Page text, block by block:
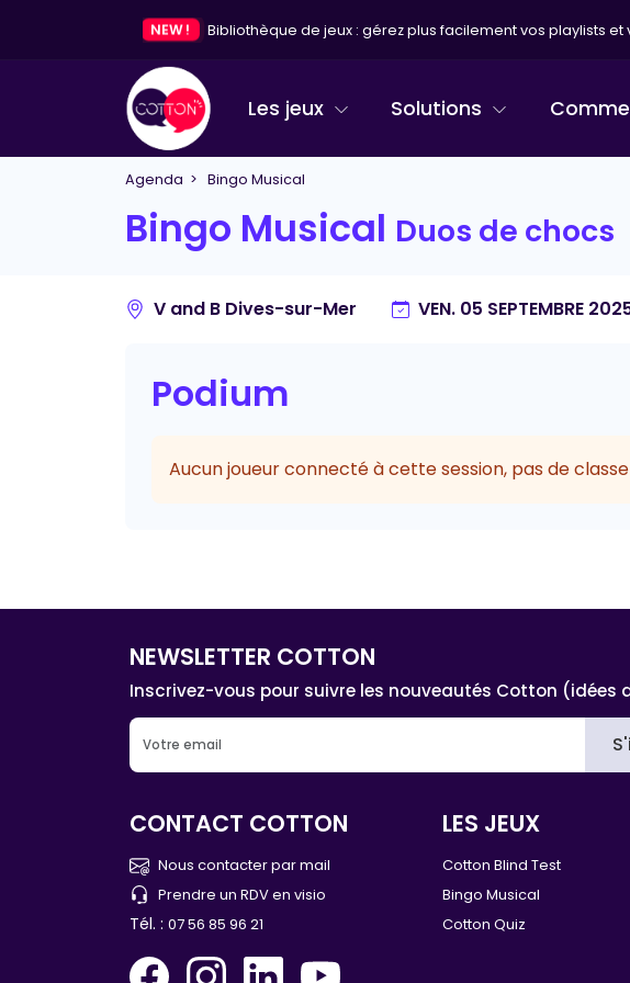
NEW ! Bibliothèque de jeux : gérez plus facilement vos playlists et
Les jeux Solutions
Agenda > Bingo Musical
Bingo Musical Duos de chocs
V and B Dives-sur-Mer VEN. 05 SEPTEMBRE
Podium
Aucun joueur connecté à cette session, pas de
NEWSLETTER COTTON
Inscrivez-vous pour suivre les nouveautés Cotton (idées
CONTACT COTTON
Nous contacter par mail
Prendre un RDV en visio
Tél. : 07 56 85 96 21
LES JEUX
Cotton Blind Test
Bingo Musical
Cotton Quiz